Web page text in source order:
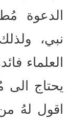
الدعوة
نبي،
العلماء
يحتاج الى
اقول لهُ